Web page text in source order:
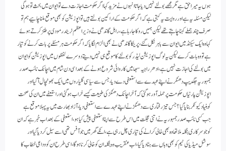
ہوں یہ میرا حق ہے مگر مجھے بولنے نہیں دیا جاتا انہوں نے مزید کہا اگر حکومت اجازت دے تو ایوان میں بحث تو ہوگی
لیکن مسئلہ یہ ہے اور روایت یہ کہتی ہے کہ اگر حکومت کے اراکین بولتے ہیں تو اپوزیشن کو بھی موقع ملنا چاہیے ہم تو
صرف چند جملے کہنا چاہتے تھے لیکن ہمیں روکا جا رہا ہے،راہل گاندھی نے وزیراعظم نریندر مودی پر طنز کرتے ہوئے
کہا وہ ایک سیکنڈ میں ایوان سے باہر نکل گئے،پرینکا گاندھی نے بھی الزام لگایا کہ اگر حکومت ہر مسئلے پر بات کرنے کو تیار
ہے تو وہ بات کرے لیکن یہ لوگ اپوزیشن لیڈر کو بولنے کا موقع ہی نہیں دیتے دوسرے لفظوں میں اپوزیشن کو ایوان
میں بولنے کی اجازت نہیں ہے،ادھر راجیہ سبھا میں کاروائی شروع ہونے کے بعد اسی دن شام میں اچانک نائب صدر
جمہوریہ جگدیپ دھنکر نے اپنے عہدے سے استعفی دے دیا،جس سے سیاسی گلیاروں میں ایک بھونچال آگیا اور
اپوزیشن پارٹیاں حکومت پر حملہ آور ہو گئی کہ آخر اچانک دھنکڑ کی طبیعت کیسے خراب ہو گئی اور استعفے میں ان کی صحت
کو بنیاد کیونکر بنایا گیا؟جس تیز رفتاری سے دھنکڑ نے اپنے عہدے سے استعفی دیا، آزاد بھارت میں یہ پہلا موقع ہے
جب کسی نائب صدر جمہوریہ نے اتنی عجلت میں اس طرح سے اپنا استعفی پیش کیا ہو،استعفی کے بعد اب خبر ہے کہ ان
کو جو سرکاری بنگلہ ملا تھا وہ بھی خالی کرانے کی تیاری چل رہی ہے،انکے گھر میں جوآفس تھی اسے سیل کردیا گیا اور
سوشل میڈیا کی ٹیم کو بھی وہاں سے ہٹادیاگیا،اب عنقریب وہ بنگلہ ان کو خالی کرنا ہوگا،اسی طرح ان کو وداعی خطاب کا